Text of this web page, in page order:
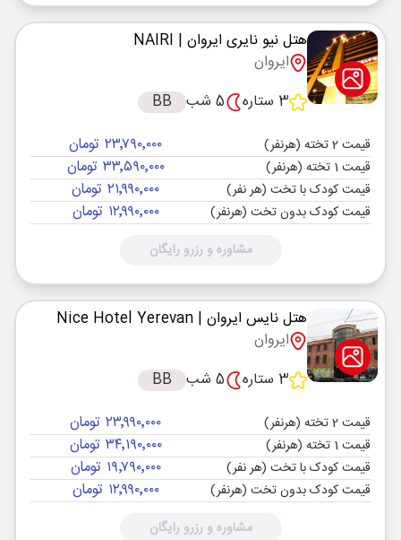
هتل نیو نایری ایروان | NAIRI
ایروان
3 ستاره
5 شب BB
قیمت 2 تخته (هرنفر) ۲۳٬۷۹۰٬۰۰۰ تومان
قیمت 1 تخته (هرنفر) ۳۳٬۵۹۰٬۰۰۰ تومان
قیمت کودک با تخت (هر نفر) ۲۱٬۹۹۰٬۰۰۰ تومان
قیمت کودک بدون تخت (هرنفر) ۱۲٬۹۹۰٬۰۰۰ تومان
مشاوره و رزرو رایگان
هتل نایس ایروان | Nice Hotel Yerevan
ایروان
3 ستاره
5 شب BB
قیمت 2 تخته (هرنفر) ۲۳٬۹۹۰٬۰۰۰ تومان
قیمت 1 تخته (هرنفر) ۳۴٬۱۹۰٬۰۰۰ تومان
قیمت کودک با تخت (هر نفر) ۱۹٬۷۹۰٬۰۰۰ تومان
قیمت کودک بدون تخت (هرنفر) ۱۲٬۹۹۰٬۰۰۰ تومان
مشاوره و رزرو رایگان